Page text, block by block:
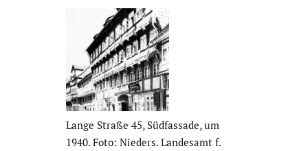
Lange Straße 45, Südfas­sade, um
1940. Foto: Nieders. Landesamt f.